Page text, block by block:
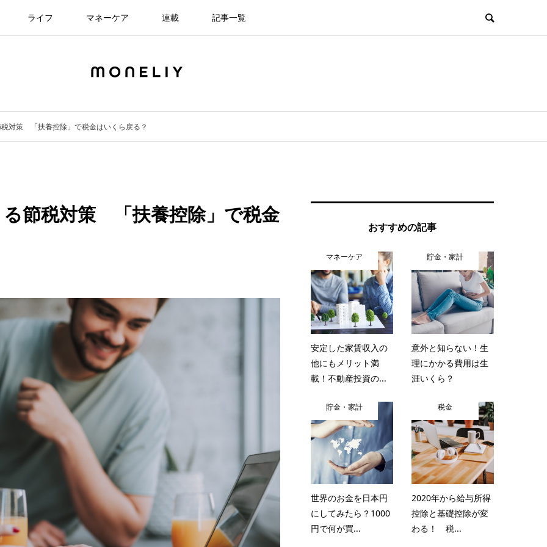
ライフ マネーケア 連載 記事一覧
対策 「扶養控除」で税金はいくら戻る？
節税対策 「扶養控除」で税金
おすすめの記事
マネーケア
安定した家賃収入の
他にもメリット満
載！不動産投資の...
貯金・家計
意外と知らない！生
理にかかる費用は生
涯いくら？
貯金・家計
世界のお金を日本円
にしてみたら？1000
円で何が買...
税金
2020年から給与所得
控除と基礎控除が変
わる！ 税...